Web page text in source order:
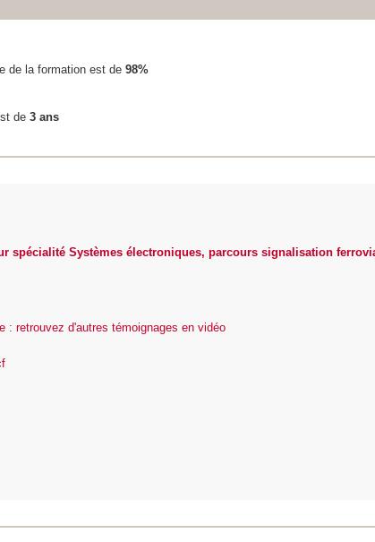
de la formation est de98%
de3 ans
spécialité Systèmes électroniques, parcours signalisation
: retrouvez d'autres témoignages en vidéo